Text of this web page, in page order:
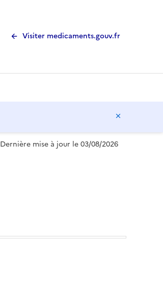
Visiter medicaments.gouv.fr
Dernière mise à jour le 03/08/2026